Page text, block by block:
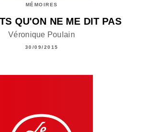
MÉMOIRES
QU'ON NE ME DIT PAS
Véronique Poulain
30/09/2015